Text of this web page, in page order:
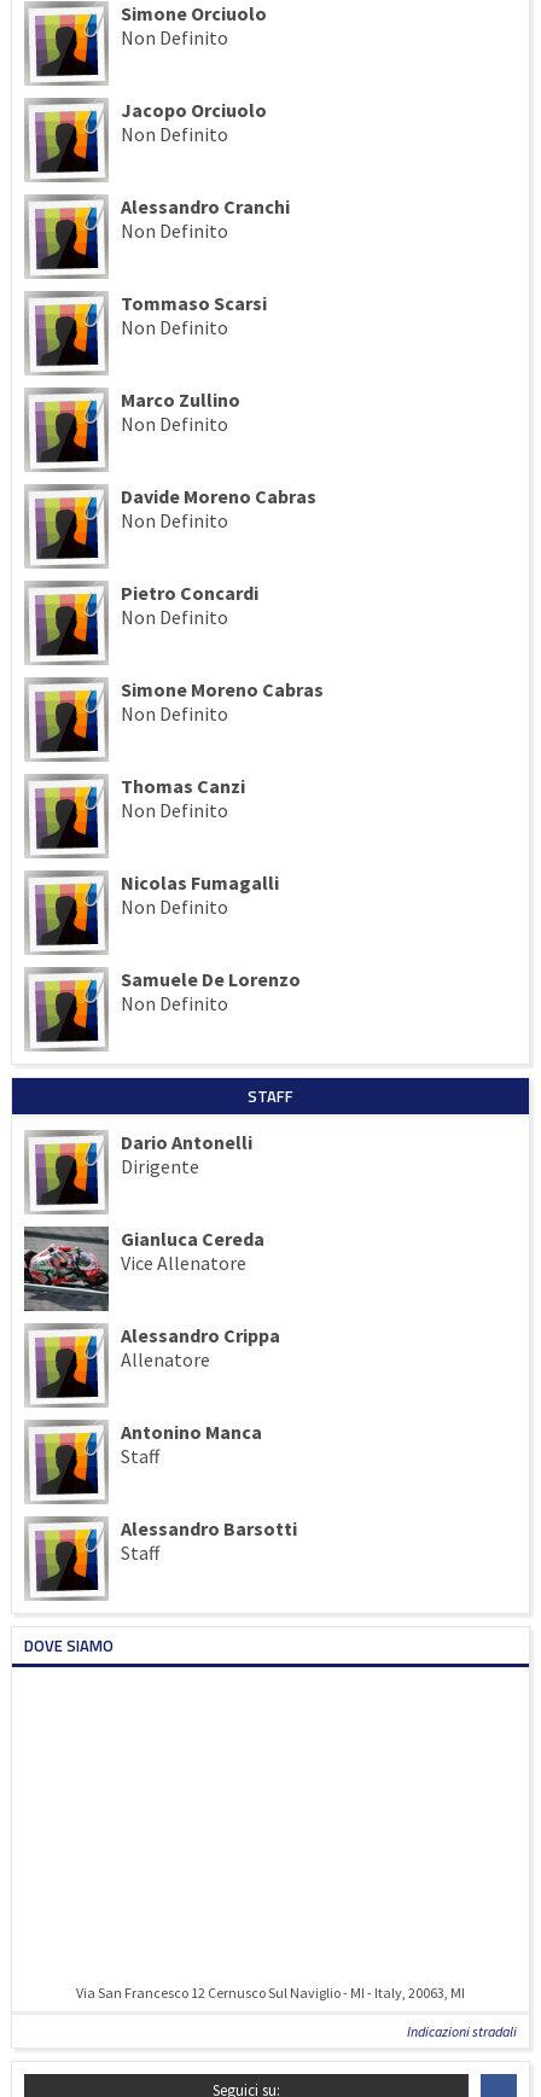
Simone Orciuolo
Non Definito
Jacopo Orciuolo
Non Definito
Alessandro Cranchi
Non Definito
Tommaso Scarsi
Non Definito
Marco Zullino
Non Definito
Davide Moreno Cabras
Non Definito
Pietro Concardi
Non Definito
Simone Moreno Cabras
Non Definito
Thomas Canzi
Non Definito
Nicolas Fumagalli
Non Definito
Samuele De Lorenzo
Non Definito
STAFF
Dario Antonelli
Dirigente
Gianluca Cereda
Vice Allenatore
Alessandro Crippa
Allenatore
Antonino Manca
Staff
Alessandro Barsotti
Staff
DOVE SIAMO
Via San Francesco 12 Cernusco Sul Naviglio - MI - Italy, 20063, MI
Indicazioni stradali
Seguici su: